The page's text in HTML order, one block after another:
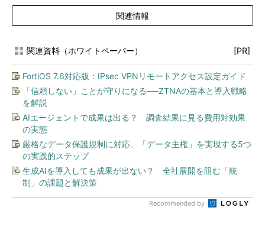
関連情報
関連資料（ホワイトペーパー） [PR]
FortiOS 7.6対応版：IPsec VPNリモートアクセス設定ガイド
「信頼しない」ことが守りになる──ZTNAの基本と導入戦略
を解説
AIエージェントで成果は出る？ 調査結果に見る費用対効果
の実態
厳格なデータ保護規制に対応、「データ主権」を実現する5つ
の実践的ステップ
生成AIを導入しても成果が出ない？ 全社展開を阻む「統
制」の課題と解決策
Recommended by